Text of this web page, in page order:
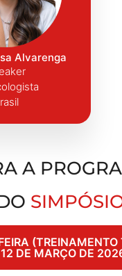
Alvarenga
A
(TREINAMENTO
DE MARÇO DE